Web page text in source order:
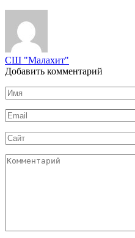
СШ "Малахит"
Добавить комментарий
Имя
*
Email
*
Сайт
Комментарий